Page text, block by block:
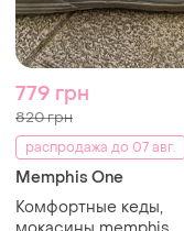
779 грн
820 грн
распродажа до 07 авг.
Memphis One
Комфортные кеды,